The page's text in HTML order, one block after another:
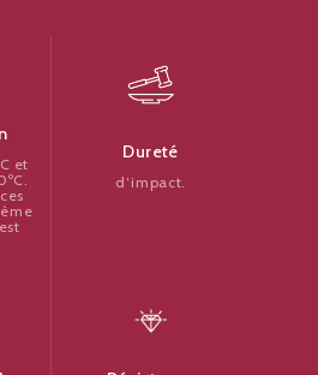
et
Dureté
d’impact.